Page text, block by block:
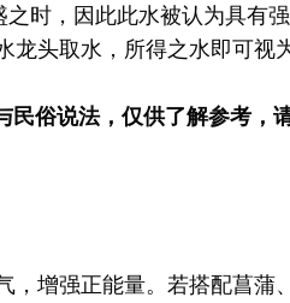
之时，因此此水被认为具有
头取水，所得之水即可视
俗说法，仅供了解参考，
，增强正能量。若搭配菖蒲